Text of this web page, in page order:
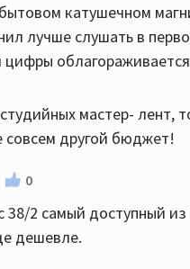
катушечном
лучше слушать в
мастер- лент,
совсем другой бюджет!
0
38/2 самый доступный
дешевле.